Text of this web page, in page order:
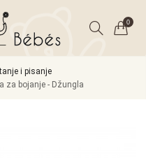
0
i pisanje
za bojanje - Džungla